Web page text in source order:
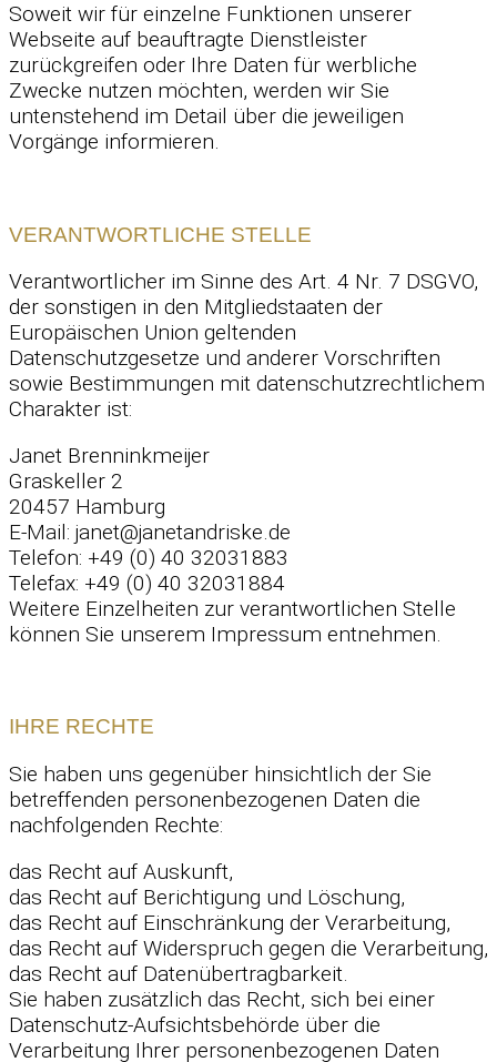
Soweit wir für einzelne Funktionen unserer
Webseite auf beauftragte Dienstleister
zurückgreifen oder Ihre Daten für werbliche
Zwecke nutzen möchten, werden wir Sie
untenstehend im Detail über die jeweiligen
Vorgänge informieren.
VERANTWORTLICHE STELLE
Verantwortlicher im Sinne des Art. 4 Nr. 7 DSGVO,
der sonstigen in den Mitgliedstaaten der
Europäischen Union geltenden
Datenschutzgesetze und anderer Vorschriften
sowie Bestimmungen mit datenschutzrechtlichem
Charakter ist:
Janet Brenninkmeijer
Graskeller 2
20457 Hamburg
E-Mail: janet@janetandriske.de
Telefon: +49 (0) 40 32031883
Telefax: +49 (0) 40 32031884
Weitere Einzelheiten zur verantwortlichen Stelle
können Sie unserem Impressum entnehmen.
IHRE RECHTE
Sie haben uns gegenüber hinsichtlich der Sie
betreffenden personenbezogenen Daten die
nachfolgenden Rechte:
das Recht auf Auskunft,
das Recht auf Berichtigung und Löschung,
das Recht auf Einschränkung der Verarbeitung,
das Recht auf Widerspruch gegen die Verarbeitung,
das Recht auf Datenübertragbarkeit.
Sie haben zusätzlich das Recht, sich bei einer
Datenschutz-Aufsichtsbehörde über die
Verarbeitung Ihrer personenbezogenen Daten